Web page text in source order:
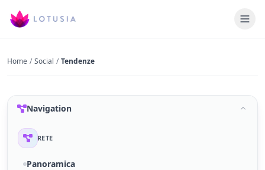
Home / Social / Tendenze
Navigation
RETE
Panoramica